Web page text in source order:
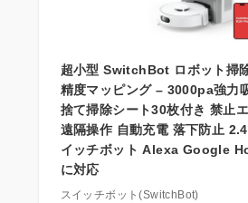
超小型 SwitchBot ロボット掃
精度マッピング – 3000pa強力
捨て掃除シート30枚付き 禁止
遠隔操作 自動充電 落下防止
イッチボット Alexa Google
に対応
スイッチボット(SwitchBot)